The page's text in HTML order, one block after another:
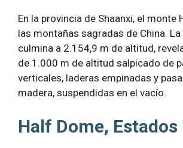
En la provincia de Shaanxi, el monte
las montañas sagradas de China.
culmina a 2.154,9 m de altitud,
de 1.000 m de altitud salpicado de
verticales, laderas empinadas y
madera, suspendidas en el vacío.
Half Dome,